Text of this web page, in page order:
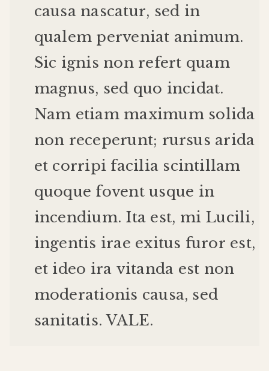
causa nascatur, sed in
qualem perveniat animum.
Sic ignis non refert quam
magnus, sed quo incidat.
Nam etiam maximum solida
non receperunt; rursus arida
et corripi facilia scintillam
quoque fovent usque in
incendium. Ita est, mi Lucili,
ingentis irae exitus furor est,
et ideo ira vitanda est non
moderationis causa, sed
sanitatis.VALE.